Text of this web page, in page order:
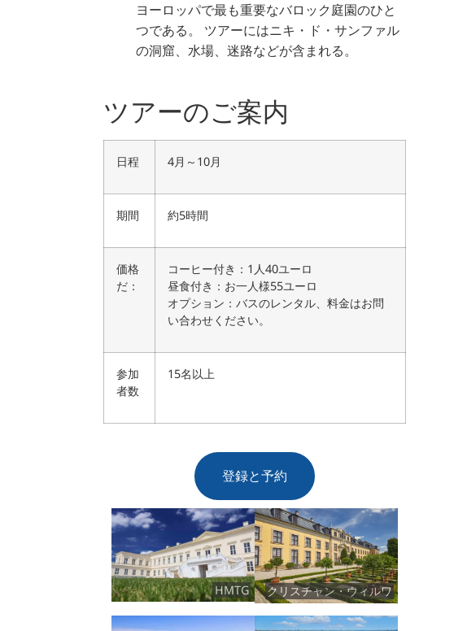
ヨーロッパで最も重要なバロック庭園のひと
つである。
ツアーにはニキ・ド・サンファル
の洞窟、水場、迷路などが含まれる。
ツアーのご案内
日程 4月～10月
期間 約5時間
価格
だ：
コーヒー付き：1人40ユーロ
昼食付き：お一人様55ユーロ
オプション：バスのレンタル、料金はお問
い合わせください。
参加
者数
15名以上
登録と予約
HMTG クリスチャン・ウィルワ